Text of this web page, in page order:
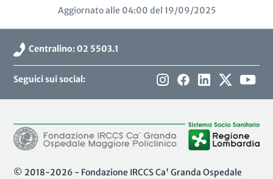
Aggiornato alle 04:00 del 19/09/2025
Centralino: 02 5503.1
Seguici sui social:
© 2018-2026 - Fondazione IRCCS Ca' Granda Ospedale